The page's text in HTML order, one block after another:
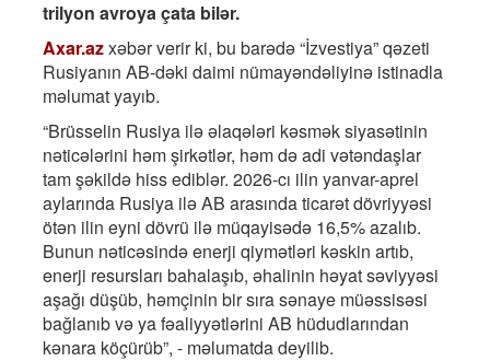
trilyon avroya çata bilər.
Axar.azxəbər verir ki, bu barədə “İzvestiya” qəzeti
Rusiyanın AB-dəki daimi nümayəndəliyinə istinadla
məlumat yayıb.
“Brüsselin Rusiya ilə əlaqələri kəsmək siyasətinin
nəticələrini həm şirkətlər, həm də adi vətəndaşlar
tam şəkildə hiss ediblər. 2026-cı ilin yanvar-aprel
aylarında Rusiya ilə AB arasında ticarət dövriyyəsi
ötən ilin eyni dövrü ilə müqayisədə 16,5% azalıb.
Bunun nəticəsində enerji qiymətləri kəskin artıb,
enerji resursları bahalaşıb, əhalinin həyat səviyyəsi
aşağı düşüb, həmçinin bir sıra sənaye müəssisəsi
bağlanıb və ya fəaliyyətlərini AB hüdudlarından
kənara köçürüb”, - məlumatda deyilib.